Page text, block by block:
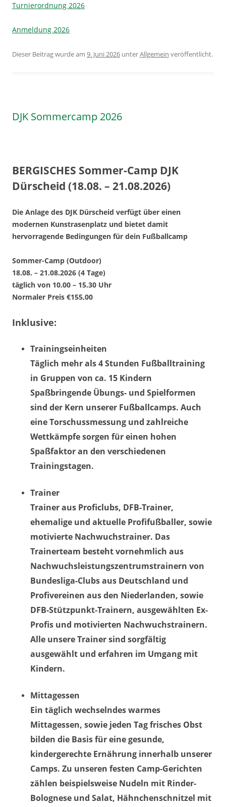
Turnierordnung 2026
Anmeldung 2026
Dieser Beitrag wurde am 9. Juni 2026 unterAllgemein veröffentlicht.
DJK Sommercamp 2026
BERGISCHES Sommer-Camp DJK
Dürscheid (18.08. – 21.08.2026)
Die Anlage des DJK Dürscheid verfügt über einen
modernen Kunstrasenplatz und bietet damit
hervorragende Bedingungen für dein Fußballcamp
Sommer-Camp (Outdoor)
18.08. – 21.08.2026 (4 Tage)
täglich von 10.00 – 15.30 Uhr
Normaler Preis €155,00
Inklusive:
Trainingseinheiten
Täglich mehr als 4 Stunden Fußballtraining
in Gruppen von ca. 15 Kindern
Spaßbringende Übungs- und Spielformen
sind der Kern unserer Fußballcamps. Auch
eine Torschussmessung und zahlreiche
Wettkämpfe sorgen für einen hohen
Spaßfaktor an den verschiedenen
Trainingstagen.
Trainer
Trainer aus Proficlubs, DFB-Trainer,
ehemalige und aktuelle Profifußballer, sowie
motivierte Nachwuchstrainer. Das
Trainerteam besteht vornehmlich aus
Nachwuchsleistungszentrumstrainern von
Bundesliga-Clubs aus Deutschland und
Profivereinen aus den Niederlanden, sowie
DFB-Stützpunkt-Trainern, ausgewählten Ex-
Profis und motivierten Nachwuchstrainern.
Alle unsere Trainer sind sorgfältig
ausgewählt und erfahren im Umgang mit
Kindern.
Mittagessen
Ein täglich wechselndes warmes
Mittagessen, sowie jeden Tag frisches Obst
bilden die Basis für eine gesunde,
kindergerechte Ernährung innerhalb unserer
Camps. Zu unseren festen Camp-Gerichten
zählen beispielsweise Nudeln mit Rinder-
Bolognese und Salat, Hähnchenschnitzel mit